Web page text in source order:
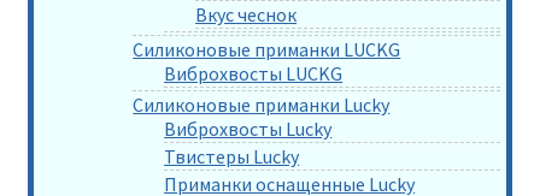
Вкус чеснок
Силиконовые приманки LUCKG
Виброхвосты LUCKG
Силиконовые приманки Lucky
Виброхвосты Lucky
Твистеры Lucky
Приманки оснащенные Lucky